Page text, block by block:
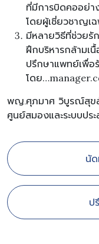
ที่มีการบิดคออย่า
โดยผู้เชี่ยวชาญเฉ
มีหลายวิธีที่ช่วยรั
ฝึกบริหารกล้ามเ
ปรึกษาแพทย์เพื่อ
โดย
พญ.ศุภมาศ วิบูรณ์สุข
ศูนย์สมองและระบบปร
นั
ป